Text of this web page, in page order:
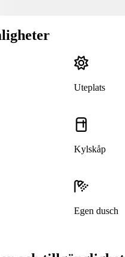
Uteplats
Kylskåp
Egen dusch